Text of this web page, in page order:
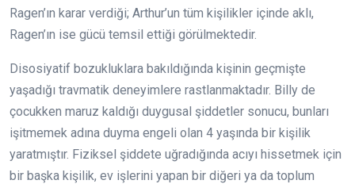
Ragen’ın karar verdiği; Arthur’un tüm kişilikler içinde aklı,
Ragen’ın ise gücü temsil ettiği görülmektedir.
Disosiyatif bozukluklara bakıldığında kişinin geçmişte
yaşadığı travmatik deneyimlere rastlanmaktadır. Billy de
çocukken maruz kaldığı duygusal şiddetler sonucu, bunları
işitmemek adına duyma engeli olan 4 yaşında bir kişilik
yaratmıştır. Fiziksel şiddete uğradığında acıyı hissetmek için
bir başka kişilik, ev işlerini yapan bir diğeri ya da toplum